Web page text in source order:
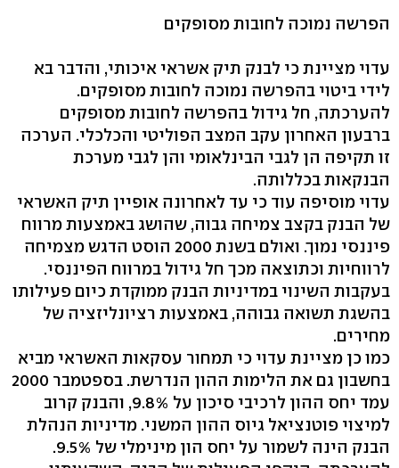
הפרשה נמוכה לחובות מסופקים
עדוי מציינת כי לבנק תיק אשראי איכותי, והדבר בא
לידי ביטוי בהפרשה נמוכה לחובות מסופקים.
להערכתה, חל גידול בהפרשה לחובות מסופקים
ברבעון האחרון עקב המצב הפוליטי והכלכלי. הערכה
זו תקיפה הן לגבי הבינלאומי והן לגבי מערכת
הבנקאות בכללותה.
עדוי מוסיפה עוד כי עד לאחרונה אופיין תיק האשראי
של הבנק בקצב צמיחה גבוה, שהושג באמצעות מרווח
פיננסי נמוך. ואולם בשנת 2000 הוסט הדגש מצמיחה
לרווחיות וכתוצאה מכך חל גידול במרווח הפיננסי.
בעקבות השינוי במדיניות הבנק ממוקדת כיום פעילותו
בהשגת תשואה גבוהה, באמצעות רציונליזציה של
מחירים.
כמו כן מציינת עדוי כי תמחור עסקאות האשראי מביא
בחשבון גם את הלימות ההון הנדרשת. בספטמבר 2000
עמד יחס ההון לרכיבי סיכון על 9.8%, והבנק קרוב
למיצוי פוטנציאל גיוס ההון המשני. מדיניות הנהלת
הבנק הינה לשמור על יחס הון מינימלי של 9.5%.